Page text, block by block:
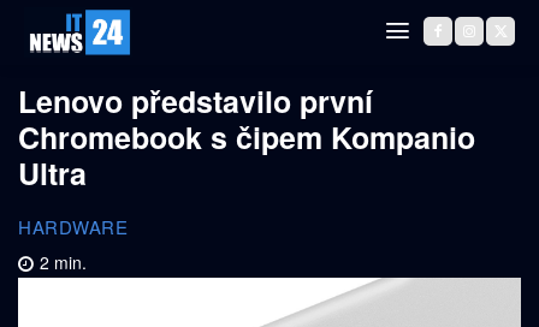
Lenovo představilo první
Chromebook s čipem Kompanio
Ultra
HARDWARE
2 min.